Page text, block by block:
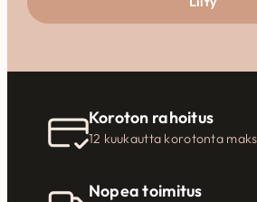
Koroton rahoitus
12 kuukautta korotonta
Nopea toimitus